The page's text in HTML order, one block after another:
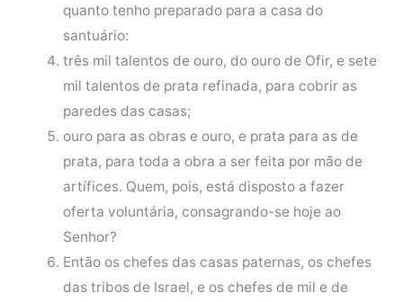
quanto tenho preparado para a casa do
santuário:
três mil talentos de ouro, do ouro de Ofir, e sete
mil talentos de prata refinada, para cobrir as
paredes das casas;
ouro para as obras e ouro, e prata para as de
prata, para toda a obra a ser feita por mão de
artífices. Quem, pois, está disposto a fazer
oferta voluntária, consagrando-se hoje ao
Senhor?
Então os chefes das casas paternas, os chefes
das tribos de Israel, e os chefes de mil e de